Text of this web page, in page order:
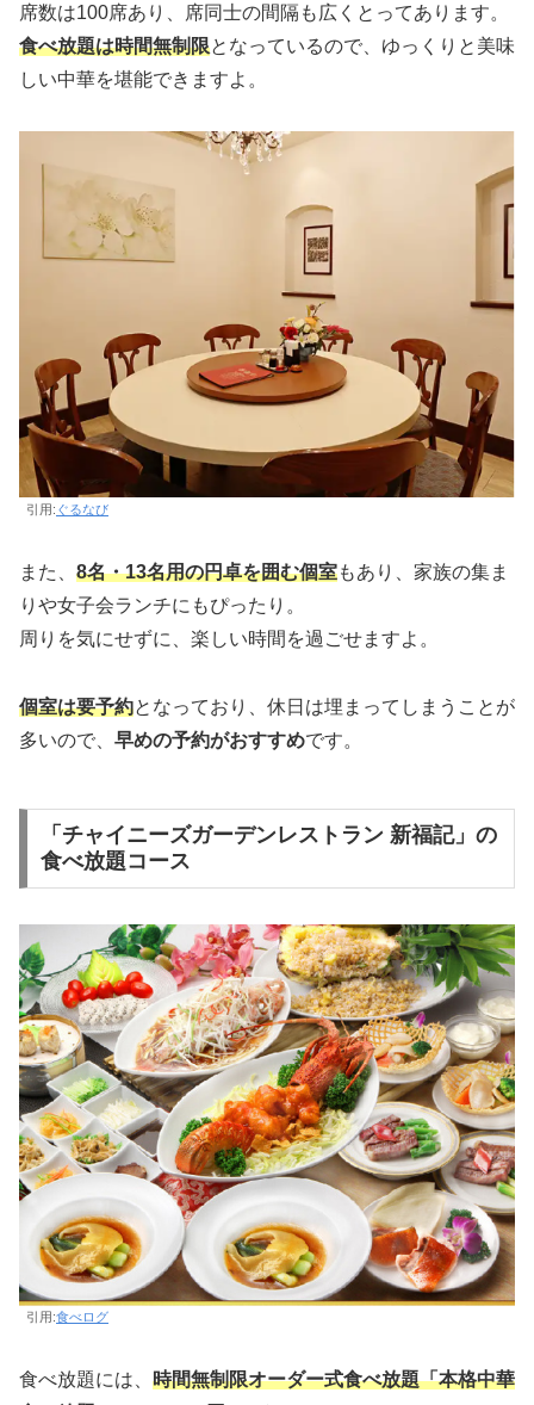
席数は100席あり、席同士の間隔も広くとってあります。
食べ放題は時間無制限となっているので、ゆっくりと美味
しい中華を堪能できますよ。
引用: ぐるなび
また、 8名・13名用の円卓を囲む個室もあり、家族の集ま
りや女子会ランチにもぴったり。
周りを気にせずに、楽しい時間を過ごせますよ。
個室は要予約となっており、休日は埋まってしまうことが
多いので、 早めの予約がおすすめです。
「チャイニーズガーデンレストラン 新福記」の
食べ放題コース
引用:食べログ
食べ放題には、 時間無制限オーダー式食べ放題「本格中華